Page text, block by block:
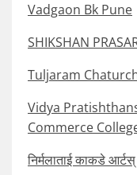
Vadgaon Bk Pune
SHIKSHAN
Tuljaram
Vidya
Commerce
निर्मलाताई काकडे